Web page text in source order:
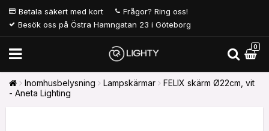
Betala säkert med kort
Frågor? Ring oss!
Besök oss på Östra Hamngatan 23 i Göteborg
0
Inomhusbelysning Lampskärmar
FELIX skärm Ø22cm, vit
- Aneta Lighting